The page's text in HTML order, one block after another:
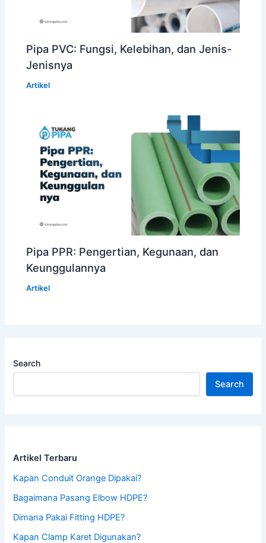
Pipa PVC: Fungsi, Kelebihan, dan Jenis-
Jenisnya
Artikel
Pipa PPR: Pengertian, Kegunaan, dan
Keunggulannya
Artikel
Search
Search
Artikel Terbaru
Kapan Conduit Orange Dipakai?
Bagaimana Pasang Elbow HDPE?
Dimana Pakai Fitting HDPE?
Kapan Clamp Karet Digunakan?